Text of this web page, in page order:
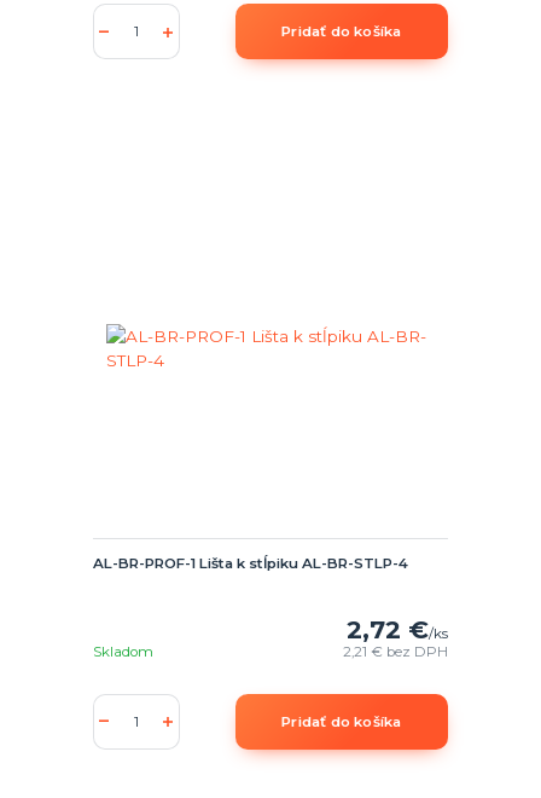
Pridať do košíka
AL-BR-PROF-1 Lišta k stĺpiku AL-BR-STLP-4
2,72 €/ks
2,21 € bez DPH
Skladom
Pridať do košíka